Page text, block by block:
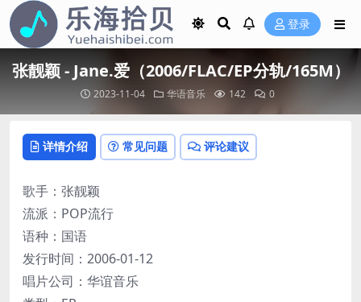
登录
张靓颖 - Jane.爱（2006/FLAC/EP分轨/165M）
2023-11-04 华语音乐 142 0
详情介绍 常见问题 评论建议
歌手：张靓颖
流派：POP流行
语种：国语
发行时间：2006-01-12
唱片公司：华谊音乐